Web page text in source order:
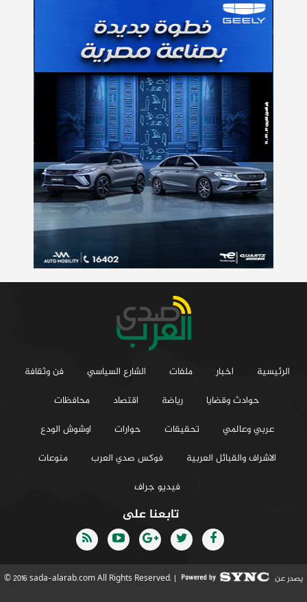
الرئيسية اخبار ملفات الشارع السياسي
فن وثقافة
حوادث وقضايا
رياضة اقتصاد
محافظات
عربي وعالمي
تحقيقات حوارات
اوشوش الودع
الاشراف والقبائل العربية
فوكس صدي العرب
منوعات
فيديو جراف
تابعنا على
© 2016 sada-alarab.com All Rights Reserved. | يصدر عن